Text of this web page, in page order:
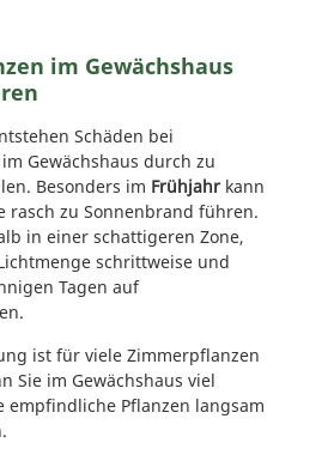
im Gewächshaus
Schäden bei
Gewächshaus durch zu
Besonders im Frühjahr kann
rasch zu Sonnenbrand führen.
in einer schattigeren Zone,
schrittweise und
Tagen auf
ist für viele Zimmerpflanzen
Sie im Gewächshaus viel
empfindliche Pflanzen langsam